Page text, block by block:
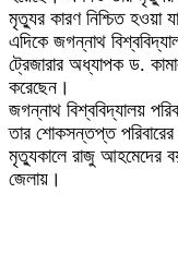
মৃত্যুর কারণ নিশ্চিত হওয়া
এদিকে জগন্নাথ
ট্রেজারার অধ্যাপক ড.
করেছেন।
জগন্নাথ বিশ্ববিদ্যালয়
তার শোকসন্তপ্ত পরিবারের
মৃত্যুকালে রাজু আহমেদের
জেলায়।